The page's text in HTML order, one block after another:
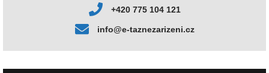
+420 775 104 121
info@e-taznezarizeni.cz